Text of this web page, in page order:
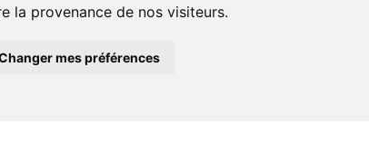
la provenance de nos visiteurs.
mes préférences